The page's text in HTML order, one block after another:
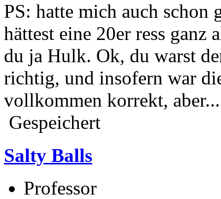
PS: hatte mich auch schon
hättest eine 20er ress ganz
du ja Hulk. Ok, du warst
richtig, und insofern war
vollkommen korrekt,
Gespeichert
Salty Balls
Professor